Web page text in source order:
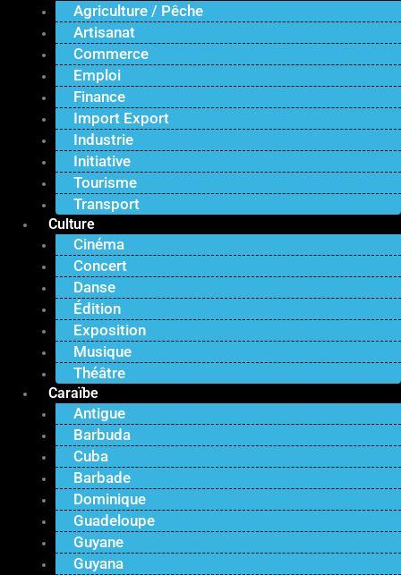
Agriculture / Pêche
Artisanat
Commerce
Emploi
Finance
Import Export
Industrie
Initiative
Tourisme
Transport
Culture
Cinéma
Concert
Danse
Édition
Exposition
Musique
Théâtre
Caraïbe
Antigue
Barbuda
Cuba
Barbade
Dominique
Guadeloupe
Guyane
Guyana